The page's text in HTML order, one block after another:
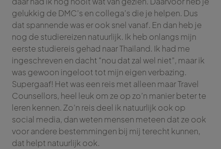
gelukkig de DMC’s en collega’s die je helpen. Dus
dat spannende was er ook snel vanaf. En dan heb je
nog de studiereizen natuurlijk. Ik heb onlangs mijn
eerste studiereis gehad naar Thailand. Ik had me
ingeschreven en dacht “nou dat zal wel niet”, maar ik
was gewoon ingeloot tot mijn eigen verbazing.
Supergaaf! Het was een reis met alleen maar Travel
Counsellors, heel leuk om ze op zo’n manier beter te
leren kennen. Zo’n reis deel ik natuurlijk ook op
social media, dan weten mensen meteen dat ze ook
voor andere bestemmingen bij mij terecht kunnen,
dat helpt natuurlijk ook.